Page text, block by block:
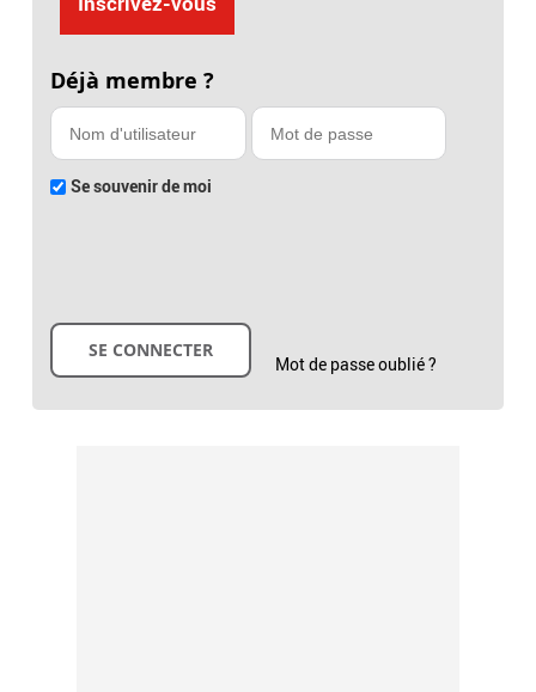
Déjà membre ?
Se souvenir de moi
Mot de passe oublié ?